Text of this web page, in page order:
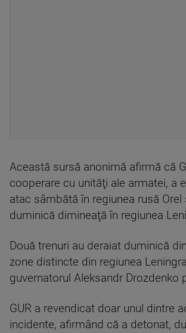
Această sursă anonimă afirmă că
cooperare cu unităţi ale armatei, a
atac sâmbătă în regiunea rusă Orel
duminică dimineaţă în regiunea
Două trenuri au deraiat duminică
zone distincte din regiunea
guvernatorul Aleksandr Drozdenko
GUR a revendicat doar unul dintre
incidente, afirmând că a detonat,